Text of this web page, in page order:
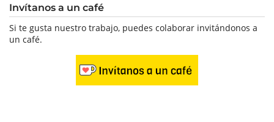
Invítanos a un café
Si te gusta nuestro trabajo, puedes colaborar invitándonos a
un café.